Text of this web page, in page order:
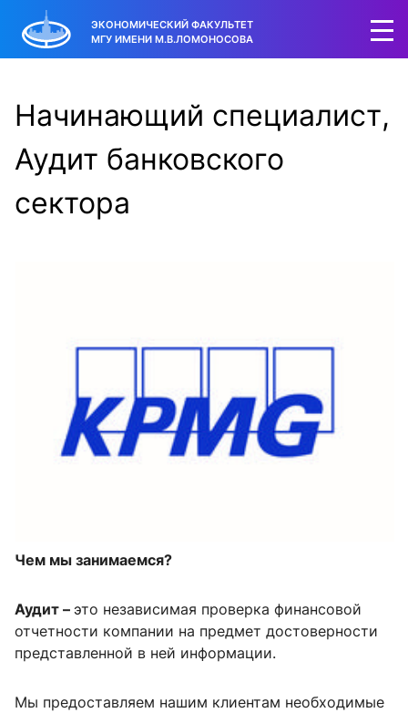
ЭКОНОМИЧЕСКИЙ ФАКУЛЬТЕТ
МГУ ИМЕНИ М.В.ЛОМОНОСОВА
Начинающий специалист,
Аудит банковского
сектора
Чем мы занимаемся?
Аудит – это независимая проверка финансовой
отчетности компании на предмет достоверности
представленной в ней информации.
Мы предоставляем нашим клиентам необходимые